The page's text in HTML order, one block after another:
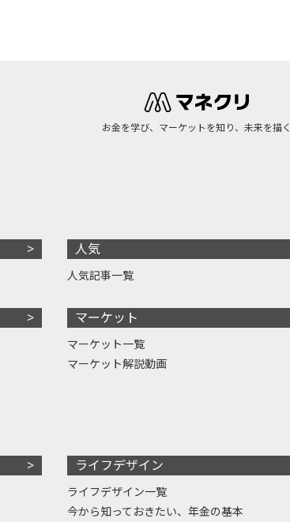
お金を学び、マーケットを知り、未来を描く
人気
人気記事一覧
マーケット
マーケット一覧
マーケット解説動画
ライフデザイン
ライフデザイン一覧
今から知っておきたい、年金の基本